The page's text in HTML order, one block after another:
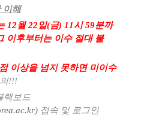
이해
12월22일(금) 11시 59분까
이후부터는 이수 절대 불
점 이상을 넘지 못하면 미이수
!!!
랙보드
접속 및 로그인